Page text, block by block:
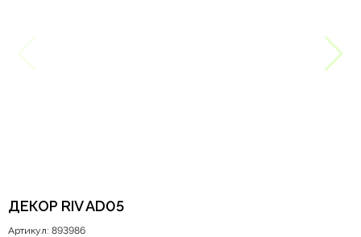
ДЕКОР RIV AD05
Артикул: 893986